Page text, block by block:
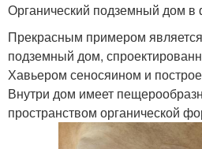
Органический подземный дом в
Прекрасным примером
подземный дом,
Хавьером сеносяином и
Внутри дом имеет
пространством органической